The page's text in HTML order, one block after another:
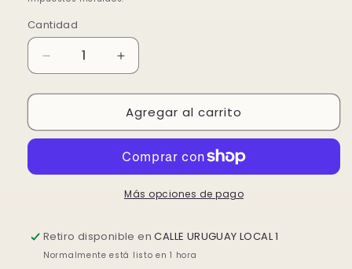
Cantidad
Reducir
cantidad
para
empanado
VERDURAS
Aumentar
cantidad
para
PESCADOS
empanado
VERDURAS
Agregar al carrito
Más opciones de pago
Retiro disponible enCALLE URUGUAY LOCAL 1
Normalmente está listo en 1 hora